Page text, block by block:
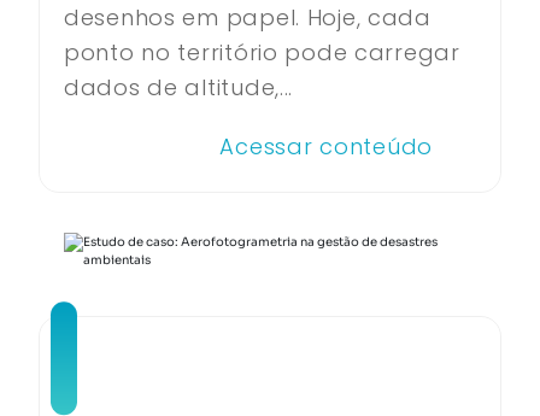
desenhos em papel. Hoje, cada
ponto no território pode carregar
dados de altitude,...
Acessar conteúdo